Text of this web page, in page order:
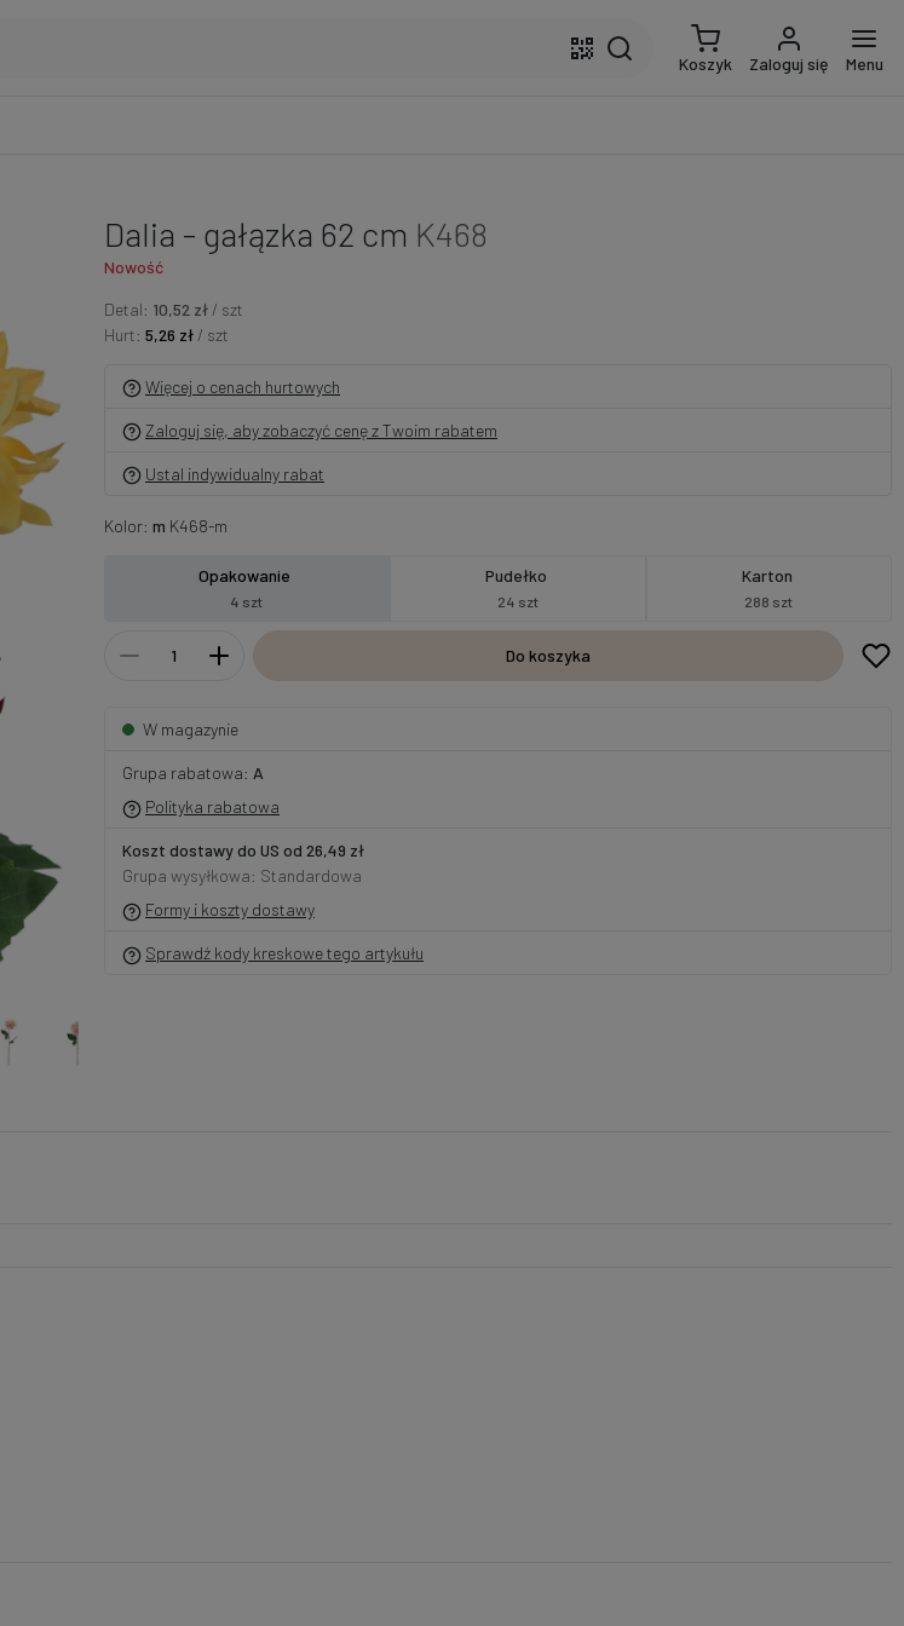
Koszyk Zaloguj się Menu
Dalia - gałązka 62 cm K468
Nowość
Detal: 10,52 zł / szt
Hurt: 5,26 zł / szt
Więcej o cenach hurtowych
Zaloguj się, aby zobaczyć cenę z Twoim rabatem
Ustal indywidualny rabat
Kolor: m K468-m
Opakowanie
4 szt
Pudełko
24 szt
Karton
288 szt
Do koszyka
W magazynie
Grupa rabatowa: A
Polityka rabatowa
Koszt dostawy do US od 26,49 zł
Grupa wysyłkowa: Standardowa
Formy i koszty dostawy
Sprawdź kody kreskowe tego artykułu